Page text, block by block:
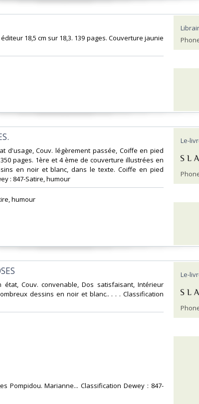
18,5 cm sur 18,3. 139 pages. Couverture jaunie
d'usage, Couv. légèrement passée, Coiffe en pied
pages. 1ère et 4 ème de couverture illustrées en
en noir et blanc, dans le texte. Coiffe en pied
: 847-Satire, humour‎
humour‎
Le-
état, Couv. convenable, Dos satisfaisant, Intérieur
dessins en noir et blanc.. . . . Classification
Pompidou. Marianne... Classification Dewey : 847-
Le-